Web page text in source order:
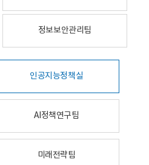
정보보안관리팀
인공지능정책실
AI정책연구팀
미래전략팀